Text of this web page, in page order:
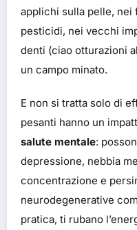
applichi sulla pelle, nei
pesticidi, nei vecchi
denti (ciao otturazioni
un campo minato.
E non si tratta solo di
pesanti hanno un
salute mentale:
depressione, nebbia
concentrazione e
neurodegenerative
pratica, ti rubano